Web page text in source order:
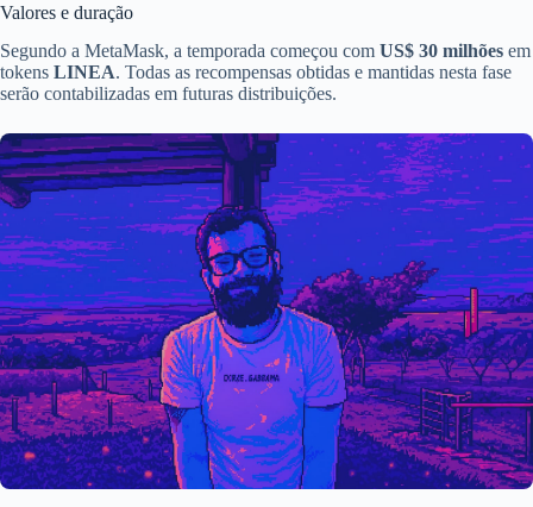
Valores e duração
Segundo a MetaMask, a temporada começou com US$ 30 milhões em
tokens LINEA. Todas as recompensas obtidas e mantidas nesta fase
serão contabilizadas em futuras distribuições.